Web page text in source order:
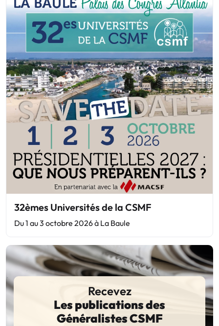
32èmes Universités de la CSMF
Du 1 au 3 octobre 2026 à La Baule
Recevez
Les publications des
Généralistes CSMF